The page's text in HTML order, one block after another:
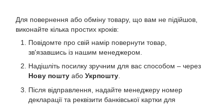
Для повернення або обміну товару, що вам не підійшов,
виконайте кілька простих кроків:
Повідомте про свій намір повернути товар,
зв'язавшись із нашим менеджером.
Надішліть посилку зручним для вас способом – через
Нову пошту або Укрпошту.
Після відправлення, надайте менеджеру номер
декларації та реквізити банківської картки для